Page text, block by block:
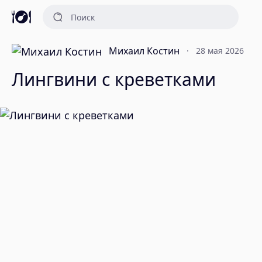
Михаил Костин 28 мая 2026
Лингвини с креветками